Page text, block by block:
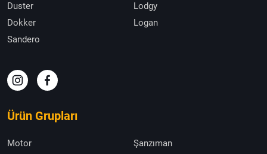
Duster
Lodgy
Dokker
Logan
Sandero
Ürün Grupları
Motor
Şanzıman